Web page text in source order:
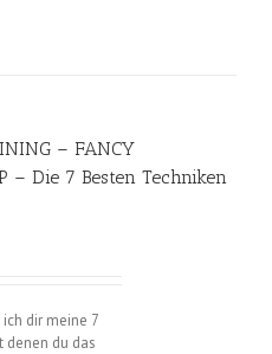
– FANCY
– Die 7 Besten Techniken
dir meine 7
denen du das